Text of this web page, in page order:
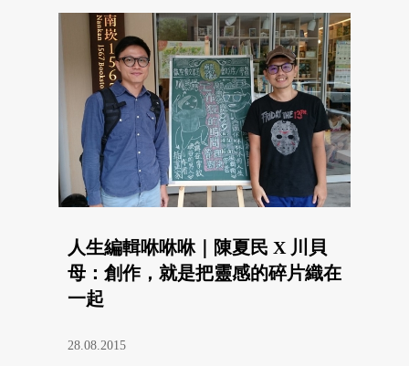
人生編輯咻咻咻｜陳夏民 X 川貝
母：創作，就是把靈感的碎片織在
一起
28.08.2015